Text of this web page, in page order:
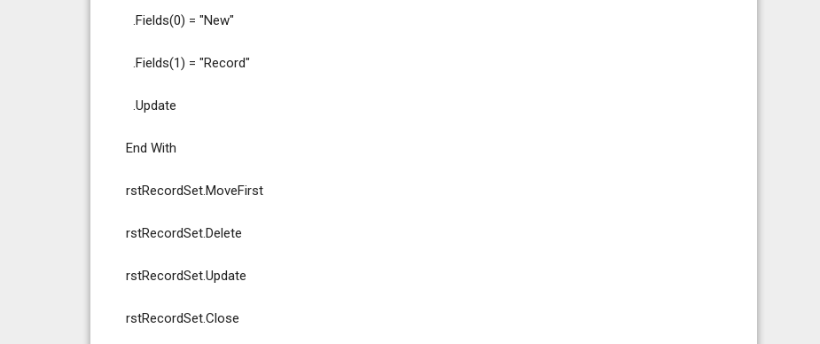
.Fields(0) = "New"
.Fields(1) = "Record"
.Update
End With
rstRecordSet.MoveFirst
rstRecordSet.Delete
rstRecordSet.Update
rstRecordSet.Close